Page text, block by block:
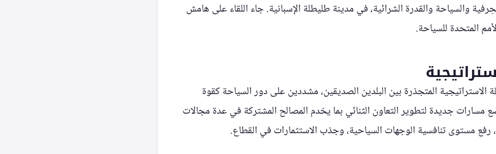
والسياحة والقدرة الشرائية، في مدينة طليطلة الإسبانية. جاء اللقاء على هامش
الاستراتيجية المتجذرة بين البلدين الصديقين، مشددين على دور السياحة كقوة
مسارات جديدة لتطوير التعاون الثنائي بما يخدم المصالح المشتركة في عدة مجالات
رفع مستوى تنافسية الوجهات السياحية، وجذب الاستثمارات في القطاع.